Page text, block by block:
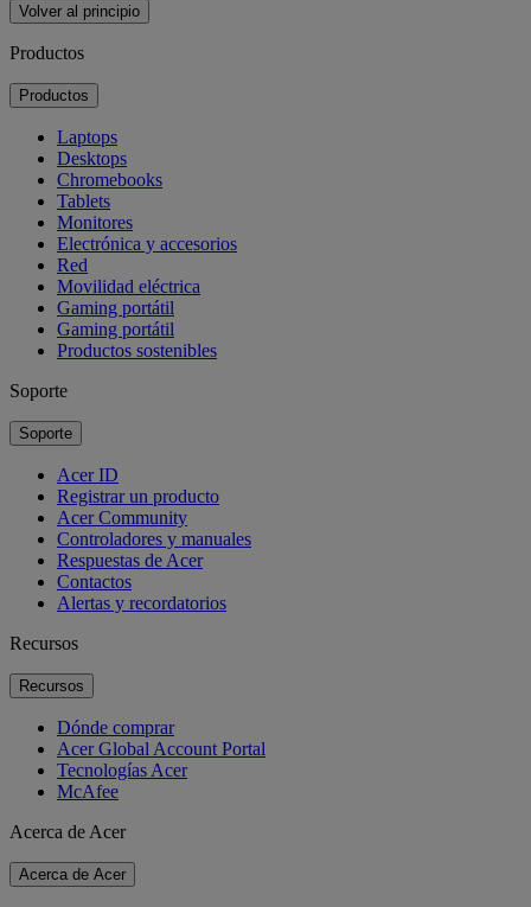
Volver al principio
Productos
Productos
Laptops
Desktops
Chromebooks
Tablets
Monitores
Electrónica y accesorios
Red
Movilidad eléctrica
Gaming portátil
Gaming portátil
Productos sostenibles
Soporte
Soporte
Acer ID
Registrar un producto
Acer Community
Controladores y manuales
Respuestas de Acer
Contactos
Alertas y recordatorios
Recursos
Recursos
Dónde comprar
Acer Global Account Portal
Tecnologías Acer
McAfee
Acerca de Acer
Acerca de Acer